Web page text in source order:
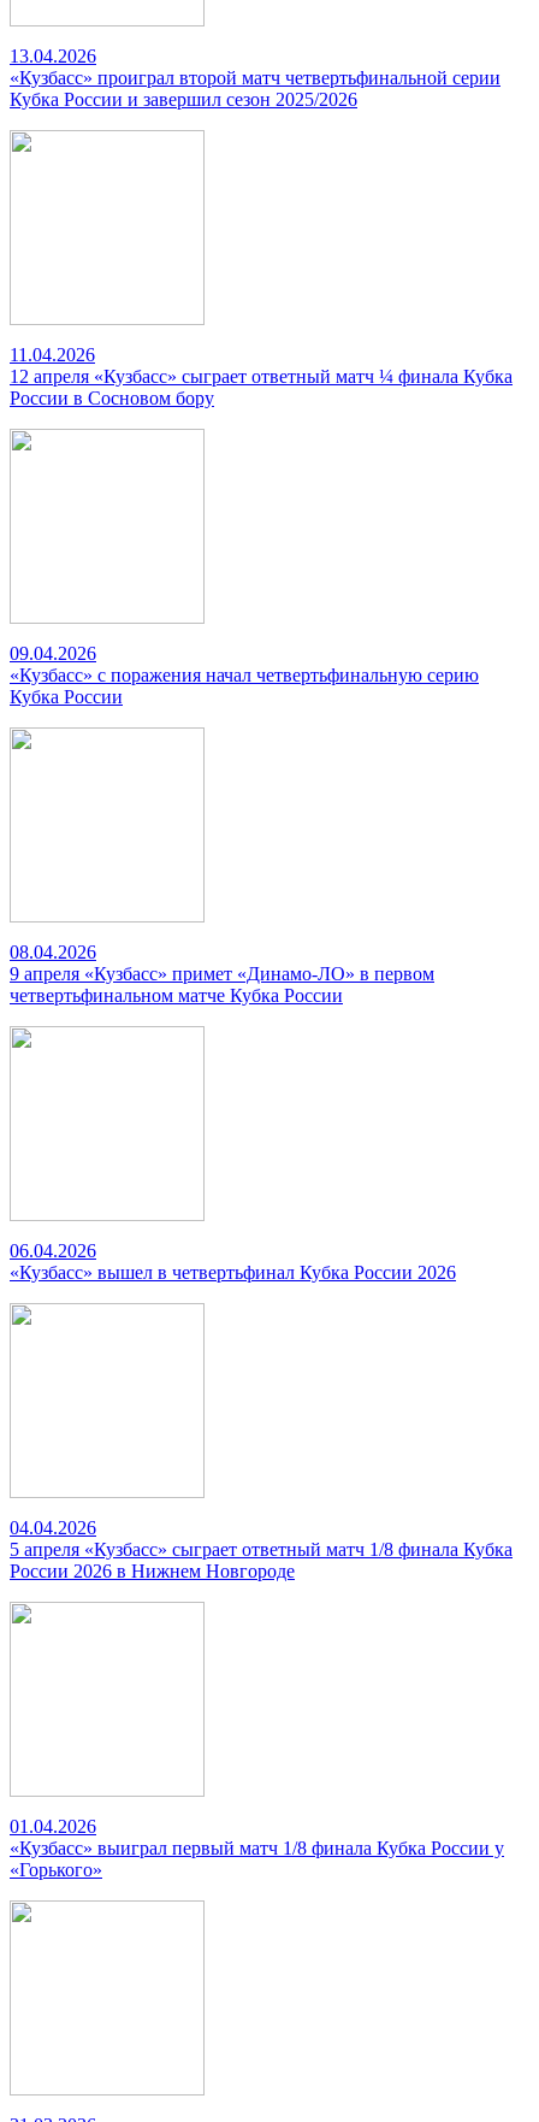
13.04.2026
«Кузбасс» проиграл второй матч четвертьфинальной серии
Кубка России и завершил сезон 2025/2026
11.04.2026
12 апреля «Кузбасс» сыграет ответный матч ¼ финала Кубка
России в Сосновом бору
09.04.2026
«Кузбасс» с поражения начал четвертьфинальную серию
Кубка России
08.04.2026
9 апреля «Кузбасс» примет «Динамо-ЛО» в первом
четвертьфинальном матче Кубка России
06.04.2026
«Кузбасс» вышел в четвертьфинал Кубка России 2026
04.04.2026
5 апреля «Кузбасс» сыграет ответный матч 1/8 финала Кубка
России 2026 в Нижнем Новгороде
01.04.2026
«Кузбасс» выиграл первый матч 1/8 финала Кубка России у
«Горького»